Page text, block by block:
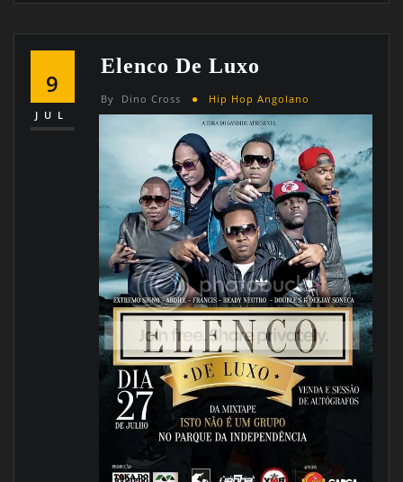
9
JUL
Elenco De Luxo
By Dino Cross Hip Hop Angolano